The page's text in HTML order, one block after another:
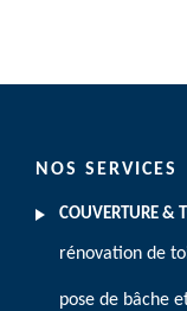
NOS SERVICES
COUVERTURE &
rénovation de
pose de bâche